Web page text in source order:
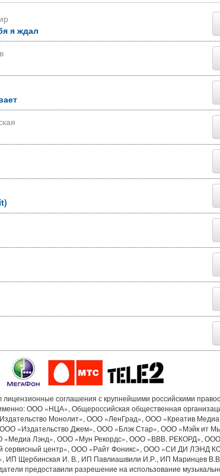
я ждал
соглашения с крупнейшими российскими
ООО «НЦА», Общероссийская общественная
Монолит», ООО «ЛенГрад», ООО «Креатив
«Издательство Джем», ООО «Блэк Стар», ООО «Мэйк ит
«Медиа Лэнд», ООО «Мун Рекордс», ООО «ВВВ. РЕКОРД»,
сервисный центр», ООО «Райт Фоникс», ООО «СИ ДИ ЛЭНД
ИП Щербинская И. В., ИП Павлиашвили И.Р., ИП Маринцев В.В.
предоставили разрешение на использование